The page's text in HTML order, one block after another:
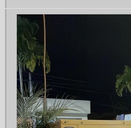
Empresa de painel elétrico
Empresa especializada em grupo geradores
Empresa grupo geradores
Empresas de instalação de geradores de energia
Fábrica de geradores de energia
Fábrica de geradores de energia a diesel